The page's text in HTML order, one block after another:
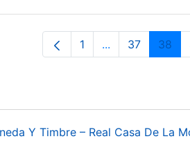
Página
1 ...PáginasPágina
37 38
Y Timbre – Real Casa De La